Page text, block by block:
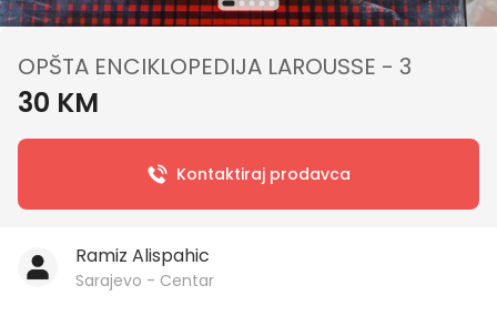
OPŠTA ENCIKLOPEDIJA LAROUSSE - 3
30 KM
Kontaktiraj prodavca
Ramiz Alispahic
Sarajevo - Centar